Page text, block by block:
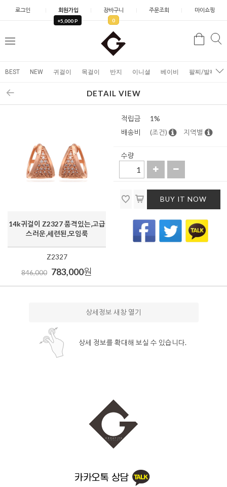
로그인 회원가입
+5,000 P
장바구니
0
주문조회 마이쇼핑
메
검
BEST NEW 귀걸이 목걸이 반지 이니셜 베이비 팔찌/발찌
DETAIL VIEW
14k귀걸이 Z2327 품격있는,고급
스러운,세련된,모임룩
Z2327
846,000 783,000원
적립금
1%
배송비
(조건) 지역별
수량
BUY IT NOW
상세정보 새창 열기
상세 정보를 확대해 보실 수 있습니다.